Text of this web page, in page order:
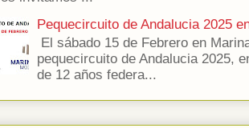
Pequecircuito de Andalucia 2025
El sábado 15 de Febrero en
pequecircuito de Andalucia 2025,
de 12 años federa...